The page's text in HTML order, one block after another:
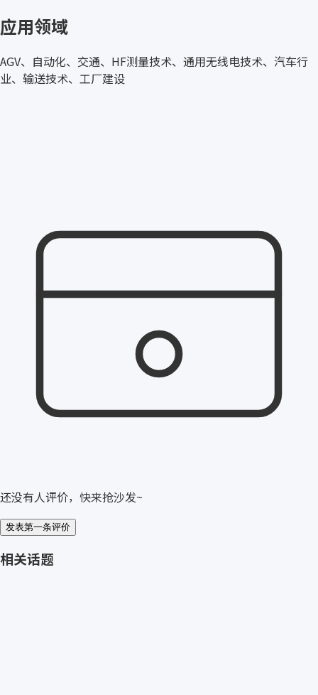
应用领域
AGV、自动化、交通、HF测量技术、通用无线电技术、汽车行
业、输送技术、工厂建设
还没有人评价，快来抢沙发~
发表第一条评价
相关话题